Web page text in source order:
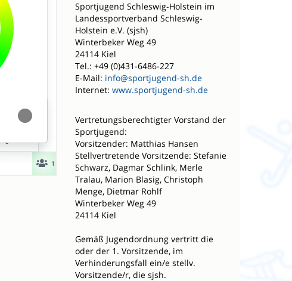
Sportjugend Schleswig-Holstein im
Landessportverband Schleswig-
Holstein e.V. (sjsh)
Winterbeker Weg 49
24114 Kiel
Tel.: +49 (0)431-6486-227
E-Mail: info@sportjugend-sh.de
Internet: www.sportjugend-sh.de
Vertretungsberechtigter Vorstand der
Sportjugend:
Vorsitzender: Matthias Hansen
Stellvertretende Vorsitzende: Stefanie
Schwarz, Dagmar Schlink, Merle
Tralau, Marion Blasig, Christoph
Menge, Dietmar Rohlf
Winterbeker Weg 49
24114 Kiel
Gemäß Jugendordnung vertritt die
oder der 1. Vorsitzende, im
Verhinderungsfall ein/e stellv.
Vorsitzende/r, die sjsh.